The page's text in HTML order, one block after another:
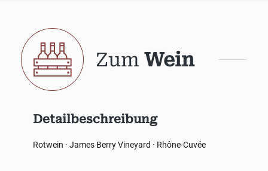
Zum Wein
Detailbeschreibung
Rotwein · James Berry Vineyard · Rhône-Cuvée